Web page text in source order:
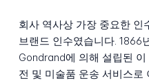
회사 역사상 가장 중요한 인
브랜드 인수였습니다. 1866
Gondrand에 의해 설립된
전 및 미술품 운송 서비스로